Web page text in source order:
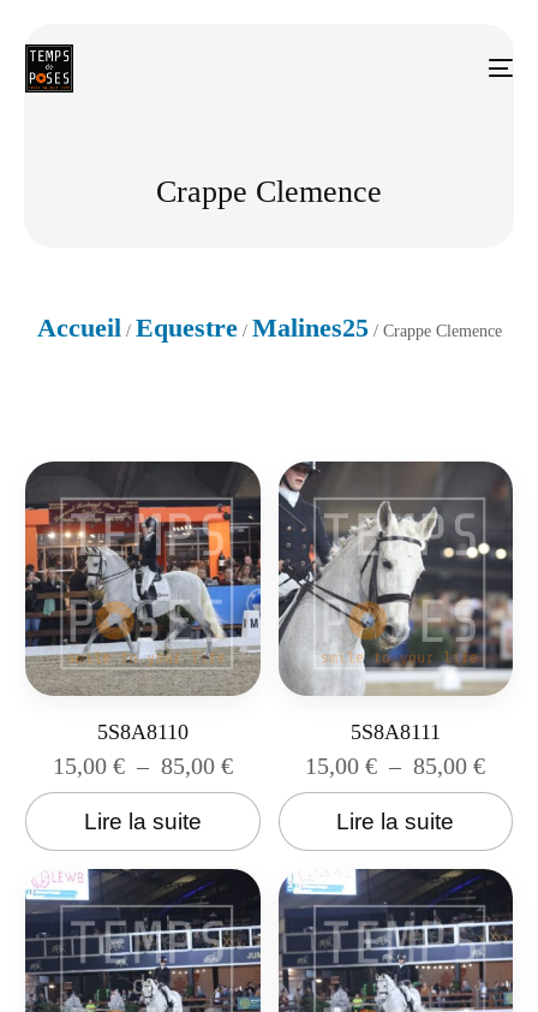
Crappe Clemence
Accueil / Equestre/ Malines25/ Crappe Clemence
5S8A8110
15,00 € – 85,00 €
Lire la suite
5S8A8111
15,00€ – 85,00€
Lire la suite